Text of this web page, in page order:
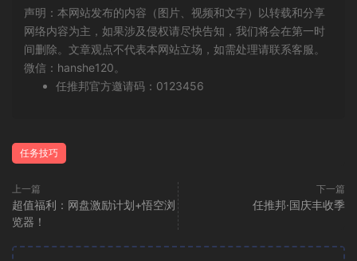
声明：本网站发布的内容（图片、视频和文字）以转载和分享
网络内容为主，如果涉及侵权请尽快告知，我们将会在第一时
间删除。文章观点不代表本网站立场，如需处理请联系客服。
微信：hanshe120。
任推邦官方邀请码：0123456
任务技巧
上一篇
超值福利：网盘激励计划+悟空浏
览器！
下一篇
任推邦·国庆丰收季